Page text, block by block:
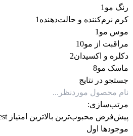
رنگ مو 1
1
محصولات
کرم نرم‌کننده و حالت‌دهنده 1
1
موس مو 1
1
محصولاتمراقبت از مو10
10
محصولدکلره و اکسیدان2
2
ماسک مو8
8
محصول
جستجو در نتایج
مرتب‌سازی:
پیش‌فرض محبوب‌ترین بالاترین امتیاز
موجودها اول